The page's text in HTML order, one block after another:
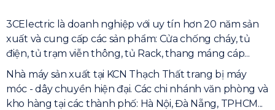
3CElectric là doanh nghiệp với uy tín hơn 20 năm sản
xuất và cung cấp các sản phẩm: Cửa chống cháy, tủ
điện, tủ trạm viễn thông, tủ Rack, thang máng cáp...
Nhà máy sản xuất tại KCN Thạch Thất trang bị máy
móc - dây chuyền hiện đại. Các chi nhánh văn phòng và
kho hàng tại các thành phố: Hà Nội, Đà Nẵng, TPHCM...